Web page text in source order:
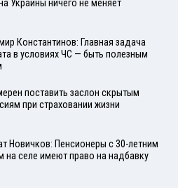
Украины ничего не меняет
Константинов: Главная задача
в условиях ЧС — быть полезным
поставить заслон скрытым
при страховании жизни
Новичков: Пенсионеры с 30-летним
на селе имеют право на надбавку